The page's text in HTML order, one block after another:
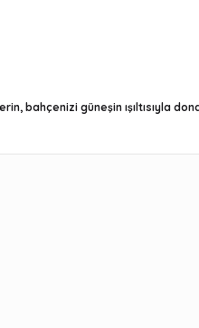
bahçenizi güneşin ışıltısıyla